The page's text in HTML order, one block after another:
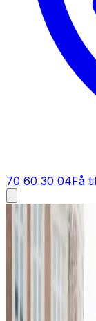
70 60 30 04Få
Vi er din
Fra
korrekt og